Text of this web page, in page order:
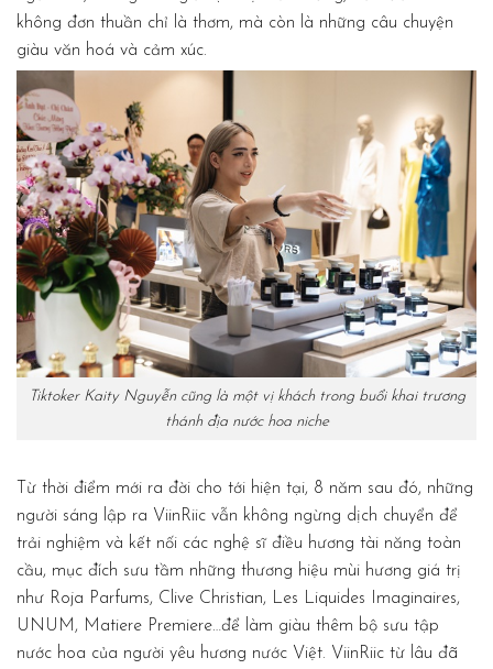
không đơn thuần chỉ là thơm, mà còn là những câu chuyện
giàu văn hoá và cảm xúc.
Tiktoker Kaity Nguyễn cũng là một vị khách trong buổi khai trương
thánh địa nước hoa niche
Từ thời điểm mới ra đời cho tới hiện tại, 8 năm sau đó, những
người sáng lập ra ViinRiic vẫn không ngừng dịch chuyển để
trải nghiệm và kết nối các nghệ sĩ điều hương tài năng toàn
cầu, mục đích sưu tầm những thương hiệu mùi hương giá trị
như Roja Parfums, Clive Christian, Les Liquides Imaginaires,
UNUM, Matiere Premiere…để làm giàu thêm bộ sưu tập
nước hoa của người yêu hương nước Việt. ViinRiic từ lâu đã